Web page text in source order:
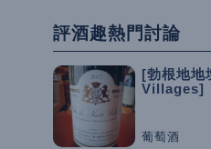
評酒趣熱門討論
[勃根地
Villages]
葡萄酒